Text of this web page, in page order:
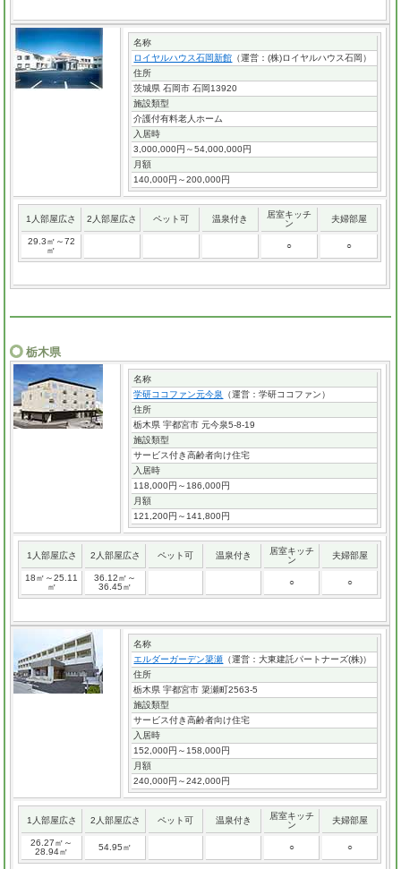
名称
ロイヤルハウス石岡新館 （運営：(株)ロイヤルハウス石岡）
住所
茨城県 石岡市 石岡13920
施設類型
介護付有料老人ホーム
入居時
3,000,000円～54,000,000円
月額
140,000円～200,000円
1人部屋広さ 2人部屋広さ ペット可 温泉付き
居室キッチ
ン
夫婦部屋
29.3㎡～72
㎡
○ ○
栃木県
名称
学研ココファン元今泉
（運営：学研ココファン）
住所
栃木県 宇都宮市 元今泉5-8-19
施設類型
サービス付き高齢者向け住宅
入居時
118,000円～186,000円
月額
121,200円～141,800円
1人部屋広さ 2人部屋広さ ペット可 温泉付き
居室キッチ
ン
夫婦部屋
18㎡～25.11
㎡
36.12㎡～
36.45㎡
○ ○
名称
エルダーガーデン簗瀬 （運営：大東建託パートナーズ(株)）
住所
栃木県 宇都宮市 簗瀬町2563-5
施設類型
サービス付き高齢者向け住宅
入居時
152,000円～158,000円
月額
240,000円～242,000円
1人部屋広さ 2人部屋広さ ペット可 温泉付き
居室キッチ
ン
夫婦部屋
26.27㎡～
28.94㎡
54.95㎡ ○ ○